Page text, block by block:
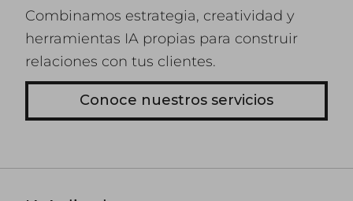
Combinamos estrategia, creatividad y
herramientas IA propias para construir
relaciones con tus clientes.
Conoce nuestros servicios